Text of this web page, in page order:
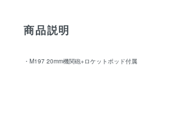
商品説明
・M197 20mm機関砲+ロケットポッド付属